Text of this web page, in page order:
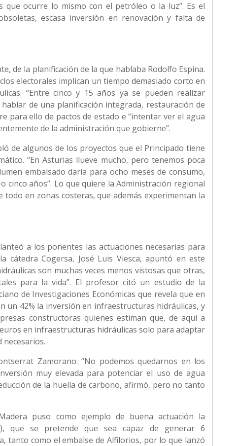
que ocurre lo mismo con el petróleo o la luz”. Es el
escasa inversión en renovación y falta de
de la planificación de la que hablaba Rodolfo Espina.
electorales implican un tiempo demasiado corto en
“Entre cinco y 15 años ya se pueden realizar
de una planificación integrada, restauración de
para ello de pactos de estado e “intentar ver el agua
de la administración que gobierne”.
de algunos de los proyectos que el Principado tiene
“En Asturias llueve mucho, pero tenemos poca
embalsado daría para ocho meses de consumo,
cinco años”. Lo que quiere la Administración regional
en zonas costeras, que además experimentan la
a los ponentes las actuaciones necesarias para
cátedra Cogersa, José Luis Viesca, apuntó en este
son muchas veces menos vistosas que otras,
para la vida”. El profesor citó un estudio de la
de Investigaciones Económicas que revela que en
un 42% la inversión en infraestructuras hidráulicas, y
constructoras quienes estiman que, de aquí a
en infraestructuras hidráulicas solo para adaptar
necesarios.
Zamorano: “No podemos quedarnos en los
muy elevada para potenciar el uso de agua
de la huella de carbono, afirmó, pero no tanto
puso como ejemplo de buena actuación la
que se pretende que sea capaz de generar 6
tanto como el embalse de Alfilorios, por lo que lanzó